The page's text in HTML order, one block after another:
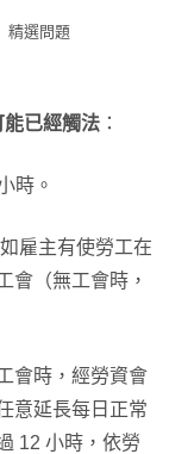
精選問題
能已經觸法 ：
時。
雇主有使勞工在
會（無工會時，
會時，經勞資會
意延長每日正常
12 小時，依勞